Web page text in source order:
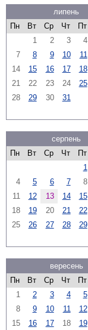
липень
Пн
Вт Ср Чт Пт
1
2 3 4
7
8 9 10 11
14
15 16 17 18
21
22 23 24 25
28
29 30 31
серпень
Пн
Вт Ср Чт Пт
1
4
5 6 7 8
11
12 13 14 15
18
19 20 21 22
25
26 27 28 29
вересень
Пн
Вт Ср Чт Пт
1
2 3 4 5
8
9 10 11 12
15
16 17 18 19